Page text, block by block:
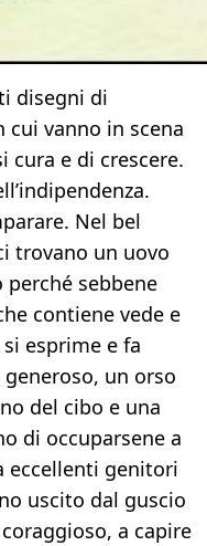
disegni di
cui vanno in scena
cura e di crescere.
Nel bel
trovano un uovo
sebbene
contiene vede e
esprime e fa
un orso
del cibo e una
di occuparsene a
eccellenti genitori
uscito dal guscio
a capire